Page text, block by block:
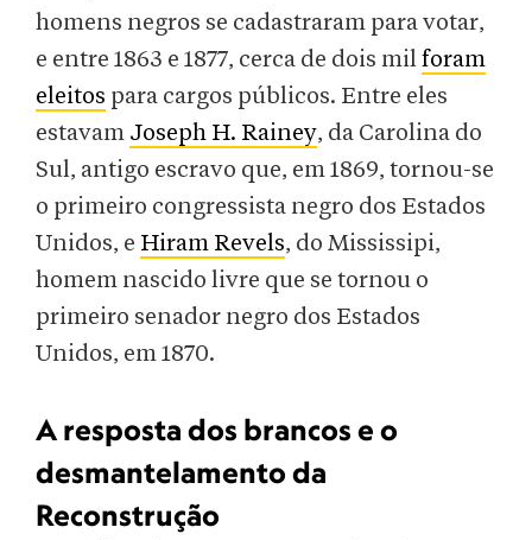
homens negros se cadastraram para votar,
e entre 1863 e 1877, cerca de dois milforam
eleitos para cargos públicos. Entre eles
estavam Joseph H. Rainey, da Carolina do
Sul, antigo escravo que, em 1869, tornou-se
o primeiro congressista negro dos Estados
Unidos, e Hiram Revels, do Mississipi,
homem nascido livre que se tornou o
primeiro senador negro dos Estados
Unidos, em 1870.
A resposta dos brancos e o
desmantelamento da
Reconstrução